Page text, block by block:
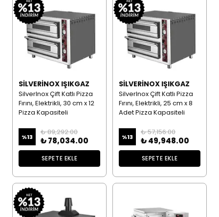
SILVERINOX IŞIKGAZ
SilverInox Çift Katlı Pizza
Fırını, Elektrikli, 30 cm x 12
Pizza Kapasiteli
%13
₺ 89,292.00
₺ 78,034.00
SEPETE EKLE
SILVERINOX IŞIKGAZ
SilverInox Çift Katlı Pizza
Fırını, Elektrikli, 25 cm x 8
Adet Pizza Kapasiteli
%13
₺ 57,156.00
₺ 49,948.00
SEPETE EKLE